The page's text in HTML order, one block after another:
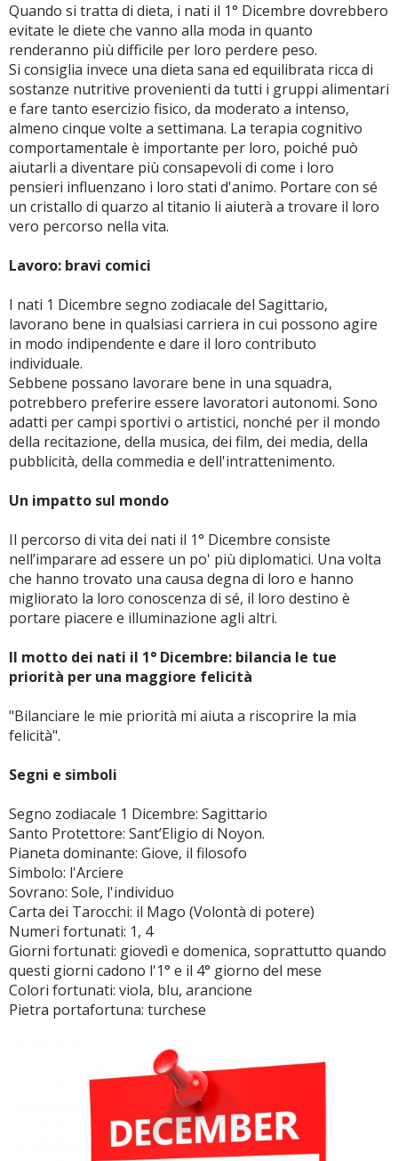
Quando si tratta di dieta, i nati il 1° Dicembre dovrebbero
evitate le diete che vanno alla moda in quanto
renderanno più difficile per loro perdere peso.
Si consiglia invece una dieta sana ed equilibrata ricca di
sostanze nutritive provenienti da tutti i gruppi alimentari
e fare tanto esercizio fisico, da moderato a intenso,
almeno cinque volte a settimana. La terapia cognitivo
comportamentale è importante per loro, poiché può
aiutarli a diventare più consapevoli di come i loro
pensieri influenzano i loro stati d'animo. Portare con sé
un cristallo di quarzo al titanio li aiuterà a trovare il loro
vero percorso nella vita.
Lavoro: bravi comici
I nati 1 Dicembre segno zodiacale del Sagittario,
lavorano bene in qualsiasi carriera in cui possono agire
in modo indipendente e dare il loro contributo
individuale.
Sebbene possano lavorare bene in una squadra,
potrebbero preferire essere lavoratori autonomi. Sono
adatti per campi sportivi o artistici, nonché per il mondo
della recitazione, della musica, dei film, dei media, della
pubblicità, della commedia e dell'intrattenimento.
Un impatto sul mondo
Il percorso di vita dei nati il 1° Dicembre consiste
nell’imparare ad essere un po' più diplomatici. Una volta
che hanno trovato una causa degna di loro e hanno
migliorato la loro conoscenza di sé, il loro destino è
portare piacere e illuminazione agli altri.
Il motto dei nati il 1° Dicembre: bilancia le tue
priorità per una maggiore felicità
"Bilanciare le mie priorità mi aiuta a riscoprire la mia
felicità".
Segni e simboli
Segno zodiacale 1 Dicembre: Sagittario
Santo Protettore: Sant’Eligio di Noyon.
Pianeta dominante: Giove, il filosofo
Simbolo: l'Arciere
Sovrano: Sole, l'individuo
Carta dei Tarocchi: il Mago (Volontà di potere)
Numeri fortunati: 1, 4
Giorni fortunati: giovedì e domenica, soprattutto quando
questi giorni cadono l'1° e il 4° giorno del mese
Colori fortunati: viola, blu, arancione
Pietra portafortuna: turchese